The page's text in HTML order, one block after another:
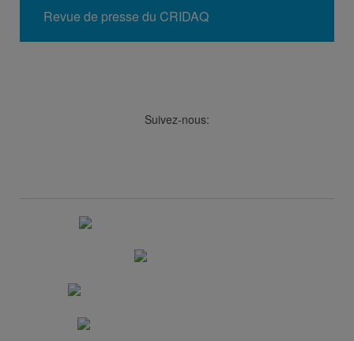
Revue de presse du CRIDAQ
Suivez-nous: